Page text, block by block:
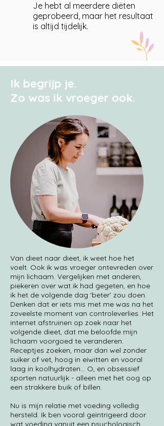
Je hebt al meerdere diëten
geprobeerd, maar het resultaat
is altijd tijdelijk.
Ik begrijp je.
Zo was ik vroeger ook.
Van dieet naar dieet, ik weet hoe het
voelt. Ook ik was vroeger ontevreden over
mijn lichaam. Vergelijken met anderen,
piekeren over wat ik had gegeten, en hoe
ik het de volgende dag 'beter’ zou doen.
Denken dat er iets mis met me was na het
zoveelste moment van controleverlies. Het
internet afstruinen op zoek naar het
volgende dieet, dat me beloofde mijn
lichaam voorgoed te veranderen.
Receptjes zoeken, maar dan wel zonder
suiker of vet, hoog in eiwitten en vooral
laag in koolhydraten... O, en obsessief
sporten natuurlijk - alleen met het oog op
een strakkere buik of billen.
Nu is mijn relatie met voeding volledig
hersteld. Ik ben vooral geïntrigeerd door
wat voeding vanuit een psychologisch